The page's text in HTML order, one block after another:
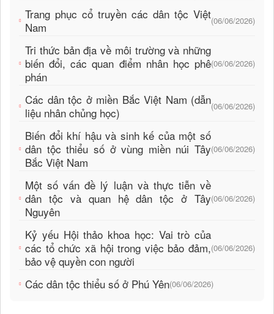
Trang phục cổ truyền các dân tộc Việt
Nam
(06/06/2026)
Tri thức bản địa về môi trường và những
biến đổi, các quan điểm nhân học phê
phán
(06/06/2026)
Các dân tộc ở miền Bắc Việt Nam (dẫn
liệu nhân chủng học)
(06/06/2026)
Biến đổi khí hậu và sinh kế của một số
dân tộc thiểu số ở vùng miền núi Tây
Bắc Việt Nam
(06/06/2026)
Một số vấn đề lý luận và thực tiễn về
dân tộc và quan hệ dân tộc ở Tây
Nguyên
(06/06/2026)
Kỷ yếu Hội thảo khoa học: Vai trò của
các tổ chức xã hội trong việc bảo đảm,
bảo vệ quyền con người
(06/06/2026)
Các dân tộc thiểu số ở Phú Yên(06/06/2026)